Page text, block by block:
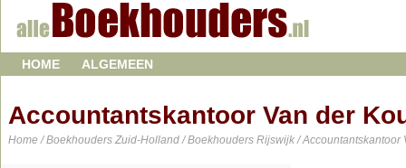
HOME ALGEMEEN
Accountantskantoor Van der
Home /Boekhouders Zuid-Holland/Boekhouders Rijswijk/ Accountantskantoor